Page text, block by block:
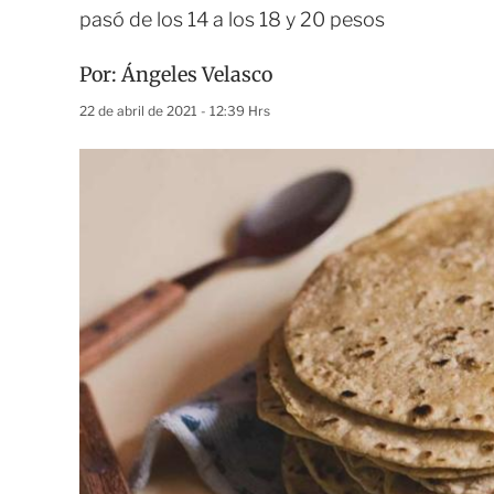
pasó de los 14 a los 18 y 20 pesos
Por:Ángeles Velasco
22 de abril de 2021 - 12:39 Hrs